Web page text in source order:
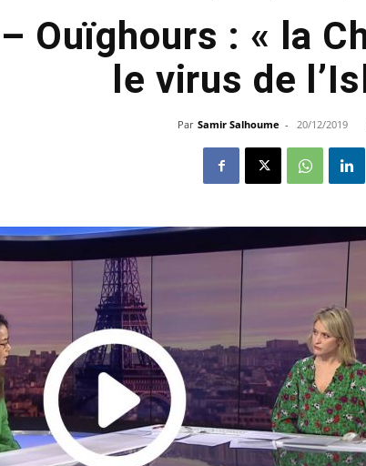
Ouïghours : « la
le virus de
Par Samir Salhoume - 20/12/2019